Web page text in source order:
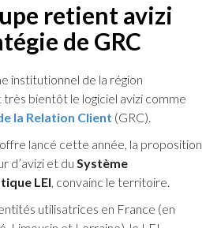
retient avizi
de GRC
institutionnel de la région
bientôt le logiciel avizi comme
la Relation Client (GRC).
lancé cette année, la proposition
d’avizi et du Système
LEI, convainc le territoire.
utilisatrices en France (en